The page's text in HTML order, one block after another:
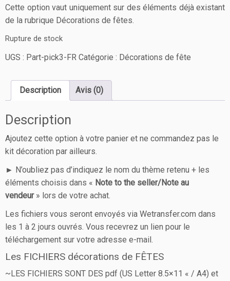
Cette option vaut uniquement sur des éléments déjà existant
de la rubrique Décorations de fêtes.
Rupture de stock
UGS : Part-pick3-FR Catégorie : Décorations de fête
Description Avis (0)
Description
Ajoutez cette option à votre panier et ne commandez pas le
kit décoration par ailleurs.
► N’oubliez pas d’indiquez le nom du thème retenu + les
éléments choisis dans « Note to the seller/Note au
vendeur» lors de votre achat.
Les fichiers vous seront envoyés via Wetransfer.com dans
les 1 à 2 jours ouvrés. Vous recevrez un lien pour le
téléchargement sur votre adresse e-mail.
Les FICHIERS décorations de FÊTES
~LES FICHIERS SONT DES pdf (US Letter 8.5×11 « / A4) et